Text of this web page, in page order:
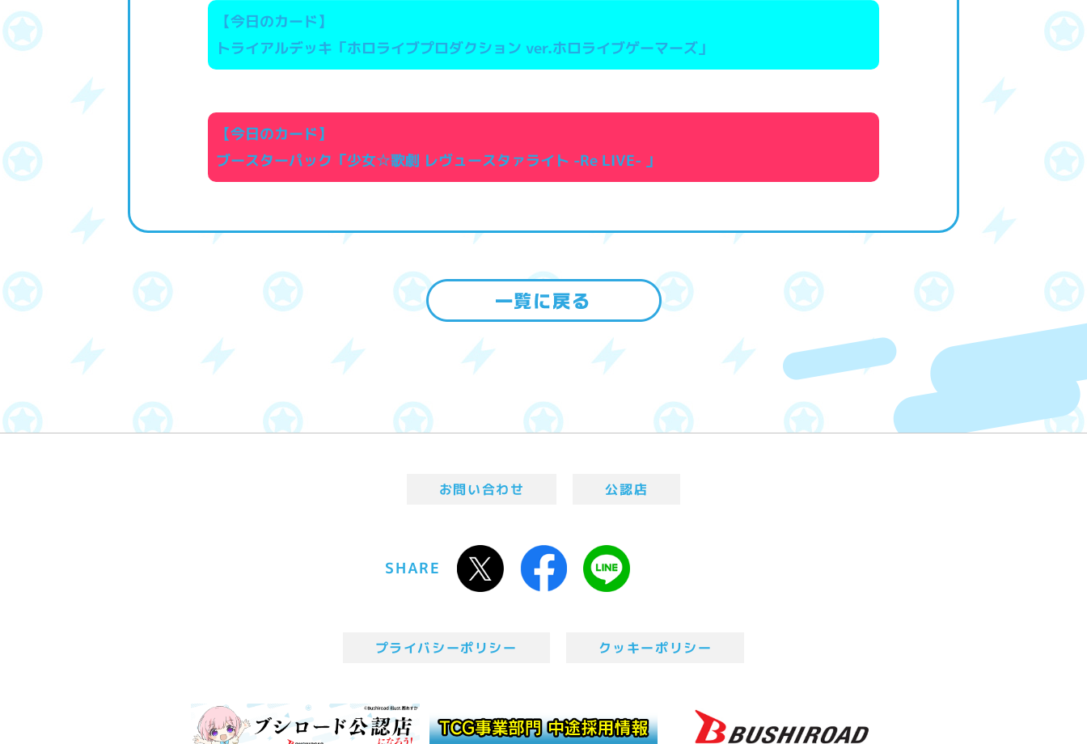
【今日のカード】
トライアルデッキ「ホロライブプロダクション ver.ホロライブゲーマーズ」
【今日のカード】
ブースターパック「少女☆歌劇 レヴュースタァライト -Re LIVE- 」
お問い合わせ 公認店
SHARE
プライバシーポリシー クッキーポリシー